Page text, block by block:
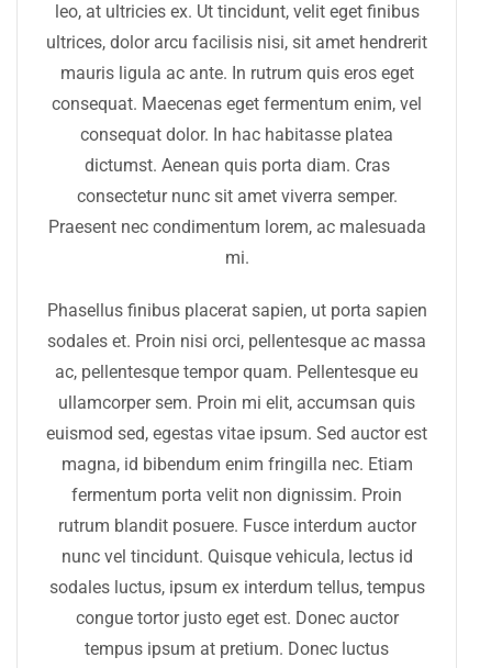
leo, at ultricies ex. Ut tincidunt, velit eget finibus
ultrices, dolor arcu facilisis nisi, sit amet hendrerit
mauris ligula ac ante. In rutrum quis eros eget
consequat. Maecenas eget fermentum enim, vel
consequat dolor. In hac habitasse platea
dictumst. Aenean quis porta diam. Cras
consectetur nunc sit amet viverra semper.
Praesent nec condimentum lorem, ac malesuada
mi.
Phasellus finibus placerat sapien, ut porta sapien
sodales et. Proin nisi orci, pellentesque ac massa
ac, pellentesque tempor quam. Pellentesque eu
ullamcorper sem. Proin mi elit, accumsan quis
euismod sed, egestas vitae ipsum. Sed auctor est
magna, id bibendum enim fringilla nec. Etiam
fermentum porta velit non dignissim. Proin
rutrum blandit posuere. Fusce interdum auctor
nunc vel tincidunt. Quisque vehicula, lectus id
sodales luctus, ipsum ex interdum tellus, tempus
congue tortor justo eget est. Donec auctor
tempus ipsum at pretium. Donec luctus